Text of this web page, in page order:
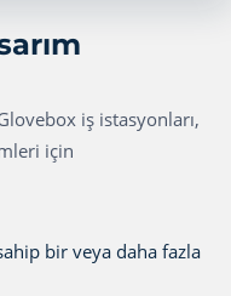
iş istasyonları,
için
bir veya daha fazla